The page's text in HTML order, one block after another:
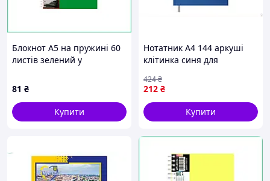
Блокнот А5 на пружині 60
листів зелений у
для записів та планування
справ шкільний офісний
81 ₴
Купити
Нотатник А4 144 аркуші
клітинка синя для
зручний блокнот для
записів
212 ₴
424₴
Купити